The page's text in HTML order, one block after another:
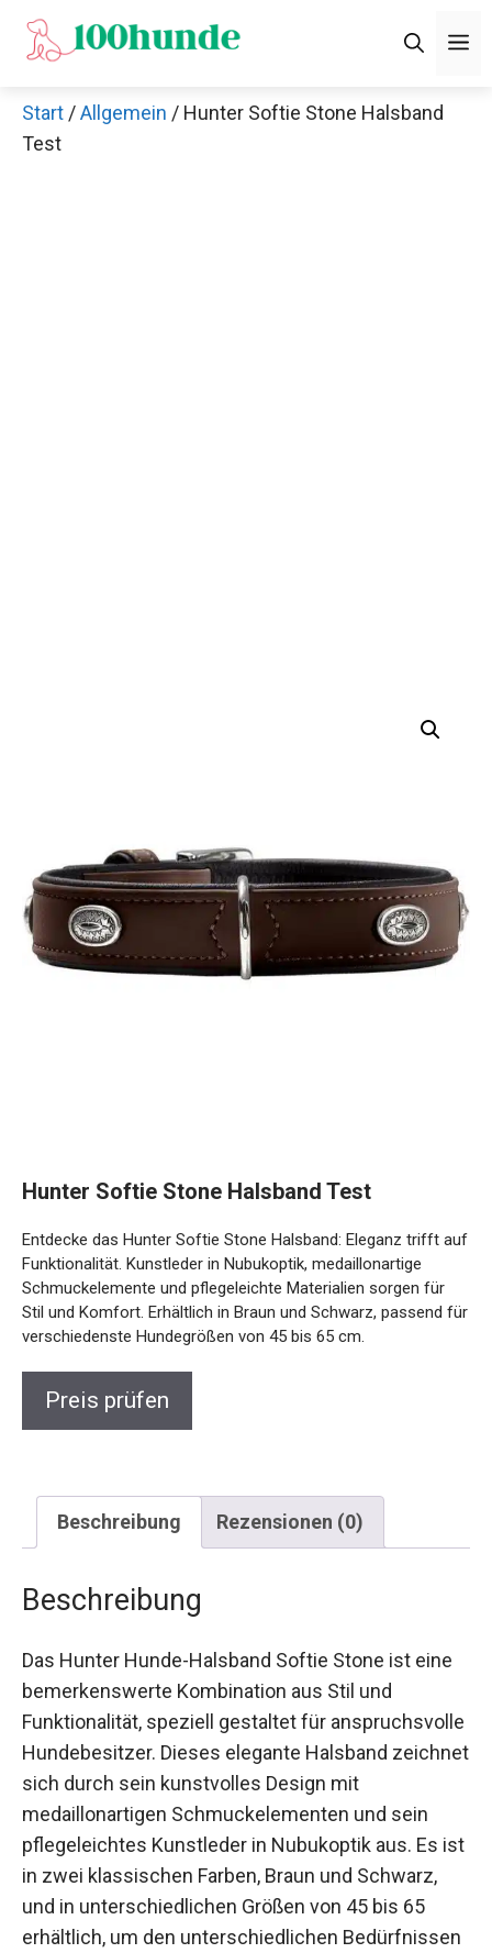
Zum
Inhalt
Start /Allgemein / Hunter Softie Stone Halsband
Test
Hunter Softie Stone Halsband Test
Entdecke das Hunter Softie Stone Halsband: Eleganz trifft auf
Funktionalität. Kunstleder in Nubukoptik, medaillonartige
Schmuckelemente und pflegeleichte Materialien sorgen für
Stil und Komfort. Erhältlich in Braun und Schwarz, passend für
verschiedenste Hundegrößen von 45 bis 65 cm.
Preis prüfen
Beschreibung Rezensionen (0)
Beschreibung
Das Hunter Hunde-Halsband Softie Stone ist eine
bemerkenswerte Kombination aus Stil und
Funktionalität, speziell gestaltet für anspruchsvolle
Hundebesitzer. Dieses elegante Halsband zeichnet
sich durch sein kunstvolles Design mit
medaillonartigen Schmuckelementen und sein
pflegeleichtes Kunstleder in Nubukoptik aus. Es ist
in zwei klassischen Farben, Braun und Schwarz,
und in unterschiedlichen Größen von 45 bis 65
erhältlich, um den unterschiedlichen Bedürfnissen